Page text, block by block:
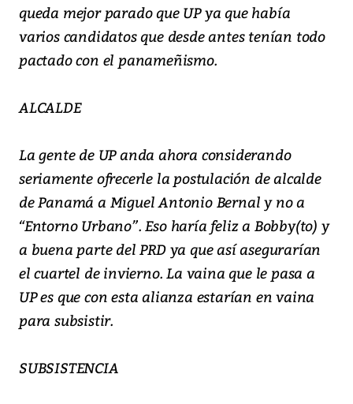
queda mejor parado que UP ya que había
varios candidatos que desde antes tenían todo
pactado con el panameñismo.
ALCALDE
La gente de UP anda ahora considerando
seriamente ofrecerle la postulación de alcalde
de Panamá a Miguel Antonio Bernal y no a
“Entorno Urbano”. Eso haría feliz a Bobby(to) y
a buena parte del PRD ya que así asegurarían
el cuartel de invierno. La vaina que le pasa a
UP es que con esta alianza estarían en vaina
para subsistir.
SUBSISTENCIA